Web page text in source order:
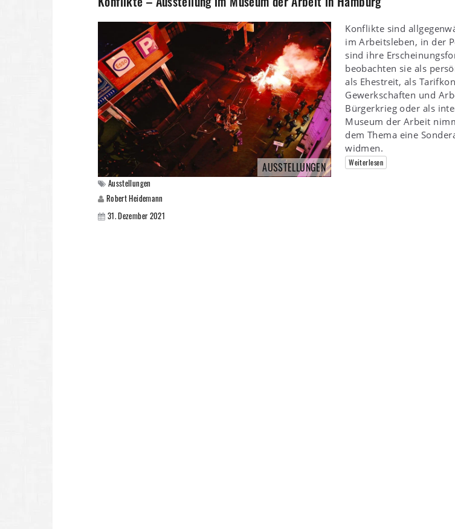
AUSSTELLUNGEN
Konflikte sind
im Arbeitsleben, in der
sind ihre
beobachten sie als
als Ehestreit, als
Gewerkschaften und
Bürgerkrieg oder als
Museum der Arbeit
dem Thema eine
widmen.
Weiterlesen
Ausstellungen
Robert Heidemann
31. Dezember 2021